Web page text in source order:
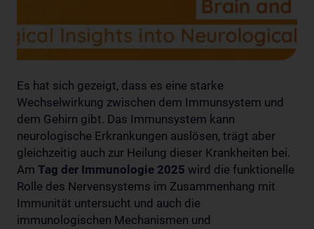
Es hat sich gezeigt, dass es eine starke
Wechselwirkung zwischen dem Immunsystem und
dem Gehirn gibt. Das Immunsystem kann
neurologische Erkrankungen auslösen, trägt aber
gleichzeitig auch zur Heilung dieser Krankheiten bei.
Am Tag der Immunologie 2025 wird die funktionelle
Rolle des Nervensystems im Zusammenhang mit
Immunität untersucht und auch die
immunologischen Mechanismen und